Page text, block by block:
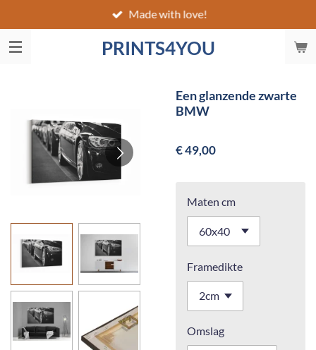
direct
naar
PRINTS4YOU
Made with love!
Een glanzende zwarte
BMW
€ 49,00
Maten cm
Framedikte
Omslag